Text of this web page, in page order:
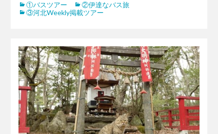
①バスツアー
②伊達なバス旅
③河北Weekly掲載ツアー